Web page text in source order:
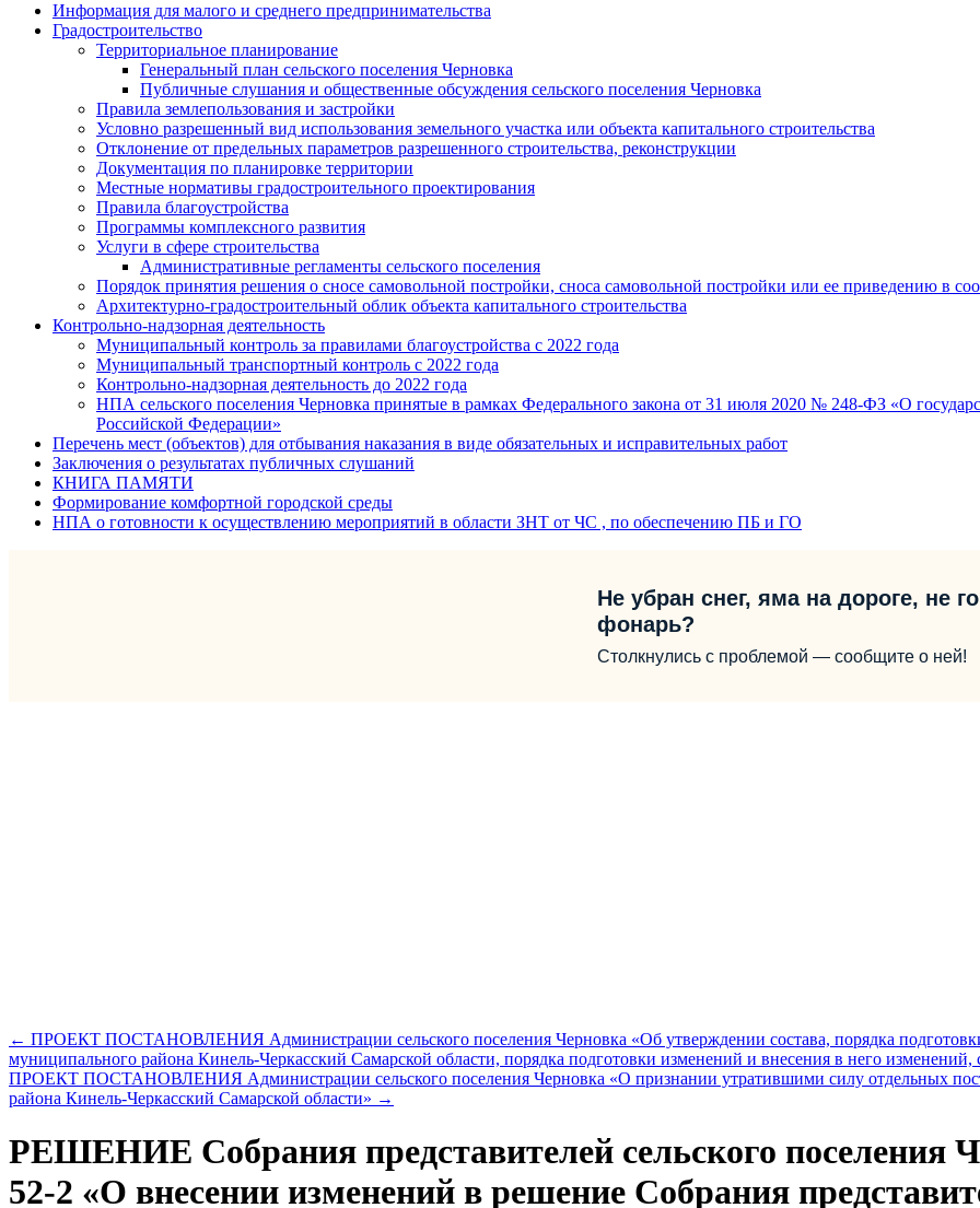
Информация для малого и среднего предпринимательства
Градостроительство
Территориальное планирование
Генеральный план сельского поселения Черновка
Публичные слушания и общественные обсуждения сельского поселения Черновка
Правила землепользования и застройки
Условно разрешенный вид использования земельного участка или объекта капитального строительства
Отклонение от предельных параметров разрешенного строительства, реконструкции
Документация по планировке территории
Местные нормативы градостроительного проектирования
Правила благоустройства
Программы комплексного развития
Услуги в сфере строительства
Административные регламенты сельского поселения
Порядок принятия решения о сносе самовольной постройки, сноса самовольной постройки или ее приведению в
Архитектурно-градостроительный облик объекта капитального строительства
Контрольно-надзорная деятельность
Муниципальный контроль за правилами благоустройства с 2022 года
Муниципальный транспортный контроль с 2022 года
Контрольно-надзорная деятельность до 2022 года
НПА сельского поселения Черновка принятые в рамках Федерального закона от 31 июля 2020 № 248-ФЗ «О
Российской Федерации»
Перечень мест (объектов) для отбывания наказания в виде обязательных и исправительных работ
Заключения о результатах публичных слушаний
КНИГА ПАМЯТИ
Формирование комфортной городской среды
НПА о готовности к осуществлению мероприятий в области ЗНТ от ЧС , по обеспечению ПБ и ГО
Не убран снег, яма на дороге, не
фонарь?
Столкнулись с проблемой — сообщите о ней!
← ПРОЕКТ ПОСТАНОВЛЕНИЯ Администрации сельского поселения Черновка «Об утверждении состава, порядка подготовки
муниципального района Кинель-Черкасский Самарской области, порядка подготовки изменений и внесения в него изменений,
ПРОЕКТ ПОСТАНОВЛЕНИЯ Администрации сельского поселения Черновка «О признании утратившими силу отдельных
района Кинель-Черкасский Самарской области» →
РЕШЕНИЕ Собрания представителей сельского поселения
52-2 «О внесении изменений в решение Собрания